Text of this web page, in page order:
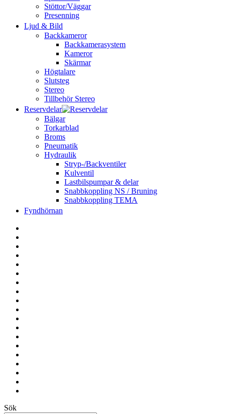
Stöttor/Väggar
Presenning
Ljud & Bild
Backkameror
Backkamerasystem
Kameror
Skärmar
Högtalare
Slutsteg
Stereo
Tillbehör Stereo
Reservdelar
Bälgar
Torkarblad
Broms
Pneumatik
Hydraulik
Stryp-/Backventiler
Kulventil
Lastbilspumpar & delar
Snabbkoppling NS / Bruning
Snabbkoppling TEMA
Fyndhörnan
Sök